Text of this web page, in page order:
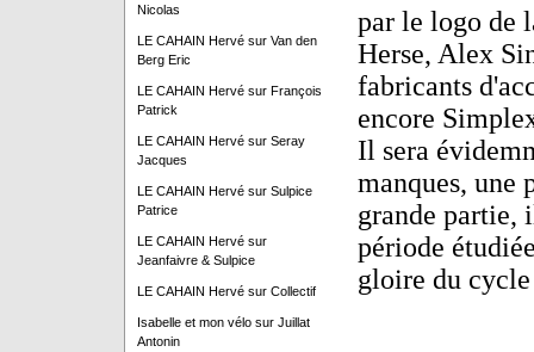
Nicolas
LE CAHAIN Hervésur Van den
Berg Eric
LE CAHAIN Hervésur François
Patrick
LE CAHAIN Hervésur Seray
Jacques
LE CAHAIN Hervésur Sulpice
Patrice
LE CAHAIN Hervésur
Jeanfaivre & Sulpice
LE CAHAIN Hervésur Collectif
Isabelle et mon vélosur Juillat
Antonin
par le logo de
Herse, Alex
fabricants
encore
Il sera
manques, une
grande partie,
période
gloire du